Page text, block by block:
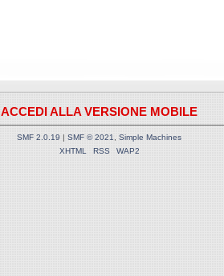
ACCEDI ALLA VERSIONE MOBILE
SMF 2.0.19 | SMF © 2021
Simple Machines
XHTML
RSS WAP2